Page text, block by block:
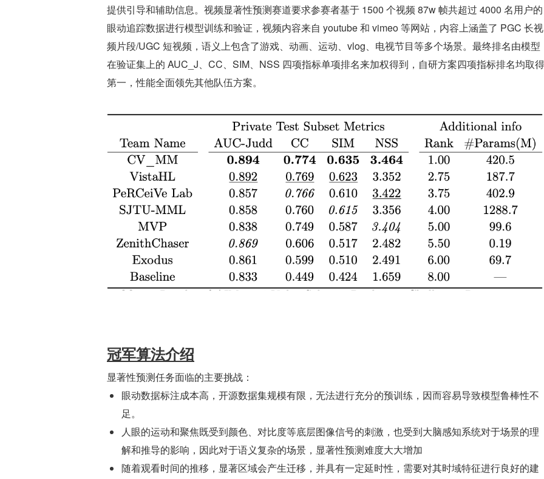
提供引导和辅助信息。视频显著性预测赛道要求参赛者基于 1500 个视频 87w 帧共超过 4000 名用户的
眼动追踪数据进行模型训练和验证，视频内容来自 youtube 和 vimeo 等网站，内容上涵盖了 PGC 长视
频片段/UGC 短视频，语义上包含了游戏、动画、运动、vlog、电视节目等多个场景。最终排名由模型
在验证集上的 AUC_J、CC、SIM、NSS 四项指标单项排名来加权得到，自研方案四项指标排名均取得
第一，性能全面领先其他队伍方案。
冠军算法介绍
显著性预测任务面临的主要挑战：
眼动数据标注成本高，开源数据集规模有限，无法进行充分的预训练，因而容易导致模型鲁棒性不
足。
人眼的运动和聚焦既受到颜色、对比度等底层图像信号的刺激，也受到大脑感知系统对于场景的理
解和推导的影响，因此对于语义复杂的场景，显著性预测难度大大增加
随着观看时间的推移，显著区域会产生迁移，并具有一定延时性，需要对其时域特征进行良好的建